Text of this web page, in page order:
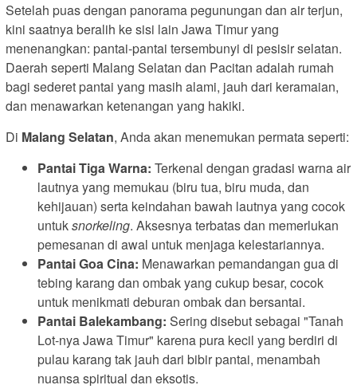
Setelah puas dengan panorama pegunungan dan air terjun,
kini saatnya beralih ke sisi lain Jawa Timur yang
menenangkan: pantai-pantai tersembunyi di pesisir selatan.
Daerah seperti Malang Selatan dan Pacitan adalah rumah
bagi sederet pantai yang masih alami, jauh dari keramaian,
dan menawarkan ketenangan yang hakiki.
Di Malang Selatan, Anda akan menemukan permata seperti:
Pantai Tiga Warna: Terkenal dengan gradasi warna air
lautnya yang memukau (biru tua, biru muda, dan
kehijauan) serta keindahan bawah lautnya yang cocok
untuksnorkeling. Aksesnya terbatas dan memerlukan
pemesanan di awal untuk menjaga kelestariannya.
Pantai Goa Cina: Menawarkan pemandangan gua di
tebing karang dan ombak yang cukup besar, cocok
untuk menikmati deburan ombak dan bersantai.
Pantai Balekambang: Sering disebut sebagai "Tanah
Lot-nya Jawa Timur" karena pura kecil yang berdiri di
pulau karang tak jauh dari bibir pantai, menambah
nuansa spiritual dan eksotis.